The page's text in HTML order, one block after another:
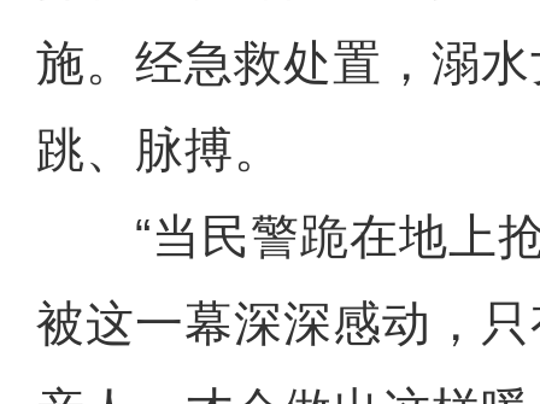
施。经急救处置，溺
跳、脉搏。
“当民警跪在地上抢
被这一幕深深感动，